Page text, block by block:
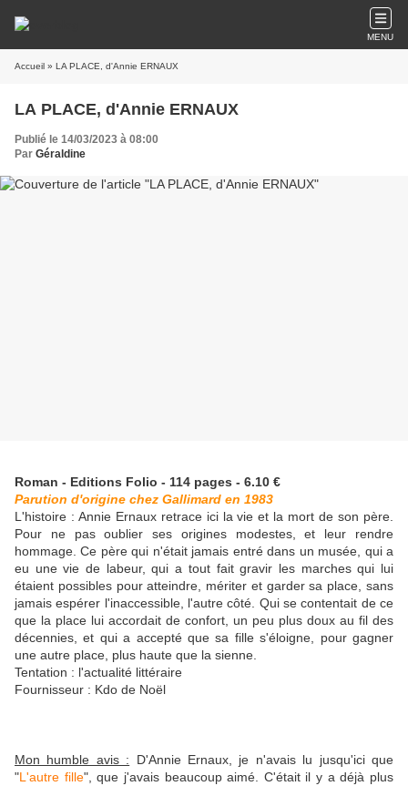
MENU
Accueil » LA PLACE, d'Annie ERNAUX
LA PLACE, d'Annie ERNAUX
Publié le 14/03/2023 à 08:00
Par Géraldine
Roman - Editions Folio - 114 pages - 6.10 €
Parution d'origine chez Gallimard en 1983
L'histoire : Annie Ernaux retrace ici la vie et la mort de son père.
Pour ne pas oublier ses origines modestes, et leur rendre
hommage. Ce père qui n'était jamais entré dans un musée, qui a
eu une vie de labeur, qui a tout fait gravir les marches qui lui
étaient possibles pour atteindre, mériter et garder sa place, sans
jamais espérer l'inaccessible, l'autre côté. Qui se contentait de ce
que la place lui accordait de confort, un peu plus doux au fil des
décennies, et qui a accepté que sa fille s'éloigne, pour gagner
une autre place, plus haute que la sienne.
Tentation : l'actualité littéraire
Fournisseur : Kdo de Noël
Mon humble avis : D'Annie Ernaux, je n'avais lu jusqu'ici que
"L'autre fille", que j'avais beaucoup aimé. C'était il y a déjà plus